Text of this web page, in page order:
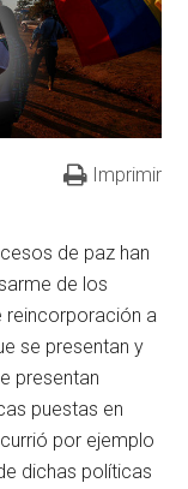
Imprimir
de paz han
de los
a
se presentan y
presentan
puestas en
por ejemplo
dichas políticas